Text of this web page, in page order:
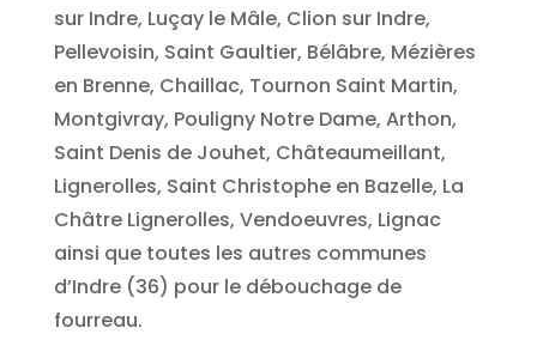
sur Indre, Luçay le Mâle, Clion sur Indre,
Pellevoisin, Saint Gaultier, Bélâbre, Mézières
en Brenne, Chaillac, Tournon Saint Martin,
Montgivray, Pouligny Notre Dame, Arthon,
Saint Denis de Jouhet, Châteaumeillant,
Lignerolles, Saint Christophe en Bazelle, La
Châtre Lignerolles, Vendoeuvres, Lignac
ainsi que toutes les autres communes
d’Indre (36) pour le débouchage de
fourreau.